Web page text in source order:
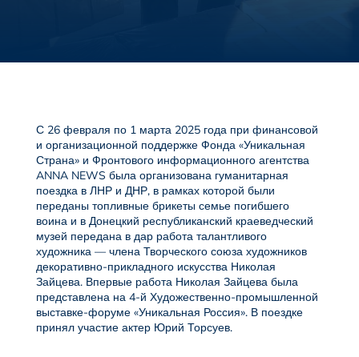
С 26 февраля по 1 марта 2025 года при финансовой
и организационной поддержке Фонда «Уникальная
Страна» и Фронтового информационного агентства
ANNA NEWS была организована гуманитарная
поездка в ЛНР и ДНР, в рамках которой были
переданы топливные брикеты семье погибшего
воина и в Донецкий республиканский краеведческий
музей передана в дар работа талантливого
художника — члена Творческого союза художников
декоративно-прикладного искусства Николая
Зайцева. Впервые работа Николая Зайцева была
представлена на 4-й Художественно-промышленной
выставке-форуме «Уникальная Россия». В поездке
принял участие актер Юрий Торсуев.